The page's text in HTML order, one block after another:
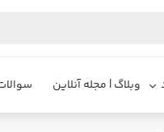
وبلاگ | مجله آنلاین